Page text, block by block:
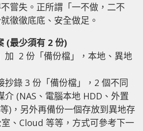
嘗失。正所謂「一不做，二不
徹徹底底、安全做足。
(最少須有 2 份)
加 2 份「備份檔」，本地、異地
抄錄 3 份「備份檔」，2 個不同
介 (NAS、電腦本地 HDD、外置
)，另外再備份一個存放到異地存
、Cloud 等等，方式可參考下一